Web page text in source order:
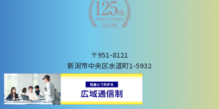
〒951-8121
新潟市中央区水道町1-5932
TEL：025-266-8131
FAX：025-265-3431